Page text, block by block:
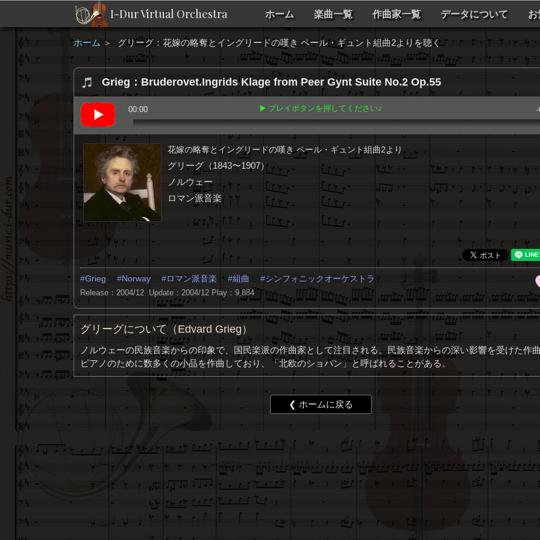
I-Dur Virtual Orchestra ホーム 楽曲一覧 作曲家一覧 データについて お
ホーム ＞ グリーグ：花嫁の略奪とイングリードの嘆き ペール・ギュント組曲2よりを聴く
Grieg：Bruderovet.Ingrids Klage from Peer Gynt Suite No.2 Op.55
00:00 ▶️ プレイボタンを押してください♪
花嫁の略奪とイングリードの嘆き ペール・ギュント組曲2より
グリーグ（1843〜1907）
ノルウェー
ロマン派音楽
Grieg Norway ロマン派音楽 組曲 シンフォニックオーケストラ
Release：2004/12 Update：2004/12 Play：9,884
グリーグについて（Edvard Grieg）
ノルウェーの民族音楽からの印象で、国民楽派の作曲家として注目される。民族音楽からの深い影響を受けた作
ピアノのために数多くの小品を作曲しており、「北欧のショパン」と呼ばれることがある。
❮ ホームに戻る